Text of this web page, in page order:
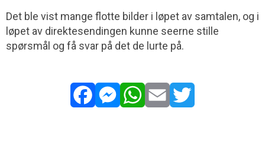
Det ble vist mange flotte bilder i løpet av samtalen, og i
løpet av direkte­sendingen kunne seerne stille
spørsmål og få svar på det de lurte på.